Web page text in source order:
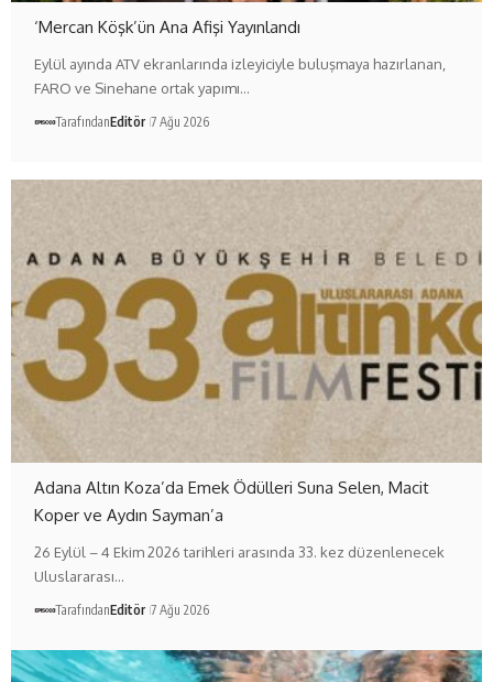
‘Mercan Köşk’ün Ana Afişi Yayınlandı
Eylül ayında ATV ekranlarında izleyiciyle buluşmaya hazırlanan,
FARO ve Sinehane ortak yapımı…
TarafındanEditör 7 Ağu 2026
Adana Altın Koza’da Emek Ödülleri Suna Selen, Macit
Koper ve Aydın Sayman’a
26 Eylül – 4 Ekim 2026 tarihleri arasında 33. kez düzenlenecek
Uluslararası…
TarafındanEditör 7 Ağu 2026